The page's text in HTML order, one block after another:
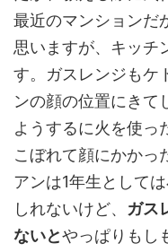
最近のマンションだ
思いますが、キッチ
す。ガスレンジもケ
ンの顔の位置にきて
ようするに火を使っ
こぼれて顔にかかっ
アンは1年生として
しれないけど、 ガス
ないとやっぱりもし